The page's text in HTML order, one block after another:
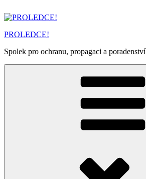
k
webu
PROLEDCE!
Spolek pro ochranu, propagaci a poradenství